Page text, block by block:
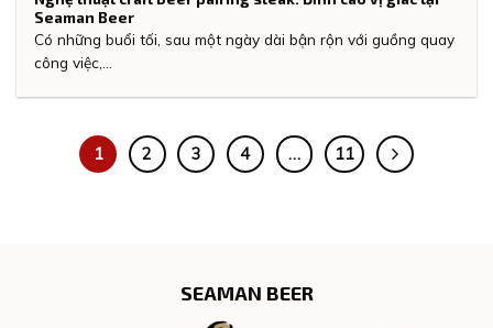
Seaman Beer
Có những buổi tối, sau một ngày dài bận rộn với guồng quay
công việc,...
1 2 3 4 … 11
SEAMAN BEER